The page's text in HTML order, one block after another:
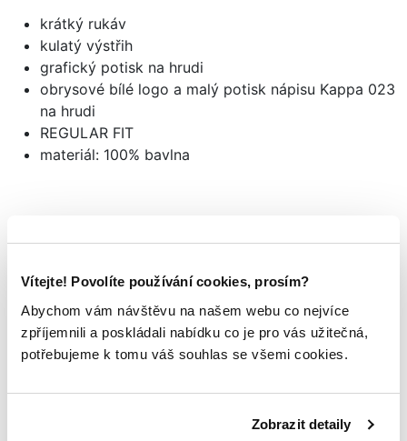
Vítejte! Povolíte používání cookies, prosím?
Abychom vám návštěvu na našem webu co nejvíce
zpříjemnili a poskládali nabídku co je pro vás užitečná,
potřebujeme k tomu váš souhlas se všemi cookies.
Zobrazit detaily
krátký rukáv
kulatý výstřih
grafický potisk na hrudi
obrysové bílé logo a malý potisk nápisu Kappa 023
na hrudi
REGULAR FIT
materiál: 100% bavlna